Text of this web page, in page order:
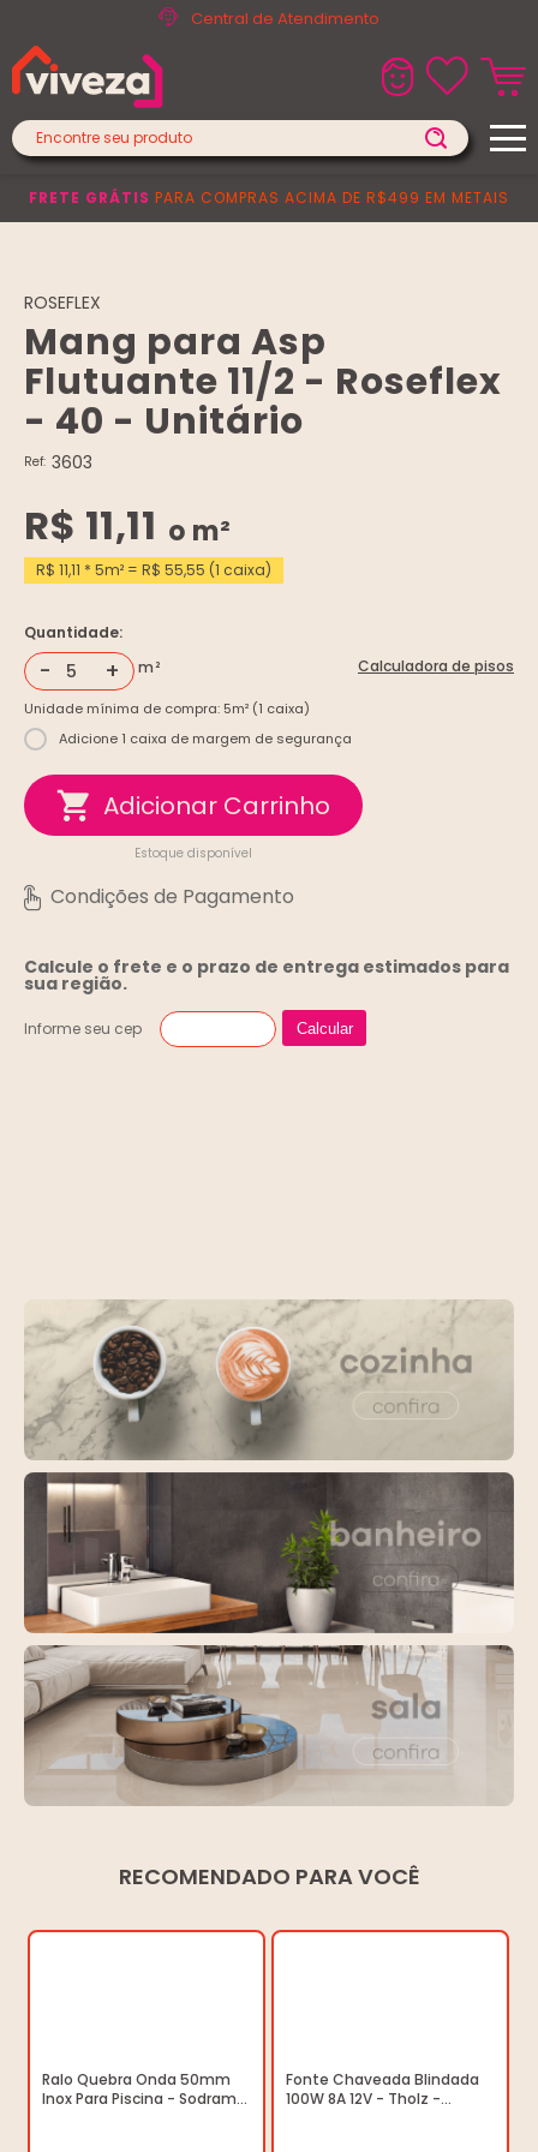
Central de Atendimento
FRETE GRÁTIS PARA COMPRAS ACIMA DE R$499 EM METAIS
ROSEFLEX
Mang para Asp
Flutuante 11/2 - Roseflex
- 40 - Unitário
Ref: 3603
R$ 11,11 o m²
R$ 11,11 * 5m² = R$ 55,55 (1 caixa)
Quantidade:
- + Calculadora de pisos
Unidade mínima de compra: 5m² (1 caixa)
Adicione 1 caixa de margem de segurança
Estoque disponível
Calcule o frete e o prazo de entrega estimados para
sua região.
Informe seu cep Calcular
RECOMENDADO PARA VOCÊ
Ralo Quebra Onda 50mm
Inox Para Piscina - Sodramar
Fonte Chaveada Blindada
100W 8A 12V - Tholz -